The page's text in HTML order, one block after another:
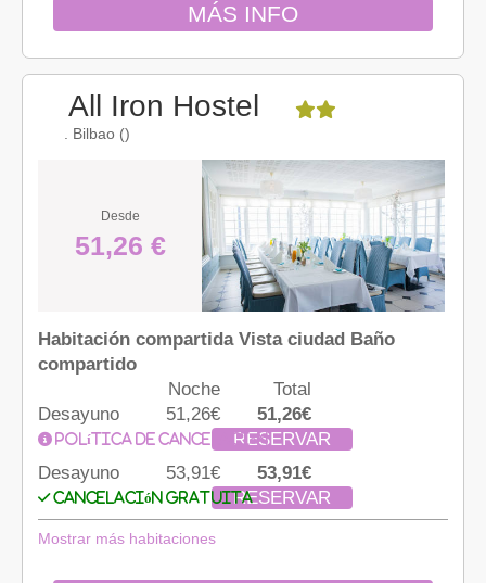
MÁS INFO
All Iron Hostel
. Bilbao ()
Desde
51,26 €
Habitación compartida Vista ciudad Baño
compartido
Noche
Total
Desayuno
51,26€
51,26€
RESERVAR
Política de cancelación
Desayuno 53,91€
53,91€
RESERVAR
Cancelación gratuita
Mostrar más habitaciones